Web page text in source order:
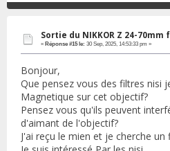
Sortie du NIKKOR Z 24-70mm
« Réponse #15 le: 30 Sep, 2025, 14:53:33 pm »
Bonjour,
Que pensez vous des filtres nisi
Magnetique sur cet objectif?
Pensez vous qu'ils peuvent
d'aimant de l'objectif?
J'ai reçu le mien et je cherche